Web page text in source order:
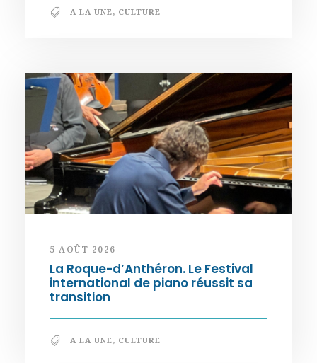
A LA UNE, CULTURE
5 AOÛT 2026
La Roque-d’Anthéron. Le Festival
international de piano réussit sa
transition
A LA UNE, CULTURE